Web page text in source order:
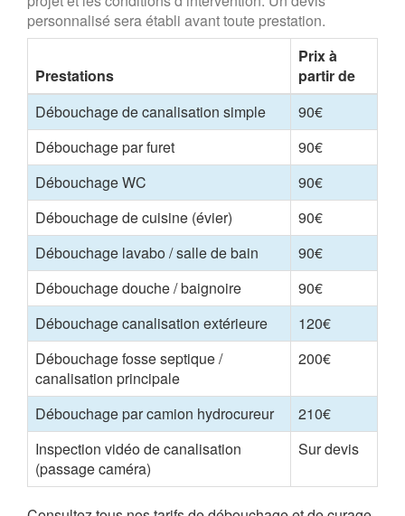
personnalisé sera établi avant toute prestation.
Prestations
Prix à
partir de
Débouchage de canalisation simple
90€
Débouchage par furet
90€
Débouchage WC
90€
Débouchage de cuisine (évier)
90€
Débouchage lavabo / salle de bain
90€
Débouchage douche / baignoire
90€
Débouchage canalisation extérieure
120€
Débouchage fosse septique /
canalisation principale
200€
Débouchage par camion hydrocureur
210€
Inspection vidéo de canalisation
(passage caméra)
Sur devis